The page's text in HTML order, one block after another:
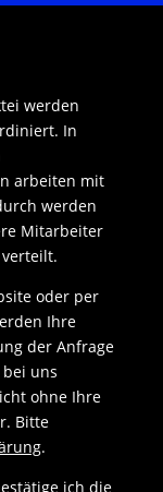
werden
In
arbeiten mit
werden
Mitarbeiter
oder per
Ihre
der Anfrage
uns
ohne Ihre
Bitte
.
ich die